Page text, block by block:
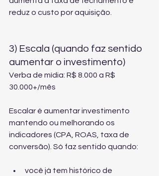
reduz o custo por aquisição.
3) Escala (quando faz sentido
aumentar o investimento)
Verba de mídia: R$ 8.000 a R$
30.000+/mês
Escalar é aumentar investimento
mantendo ou melhorando os
indicadores (CPA, ROAS, taxa de
conversão). Só faz sentido quando:
você já tem histórico de